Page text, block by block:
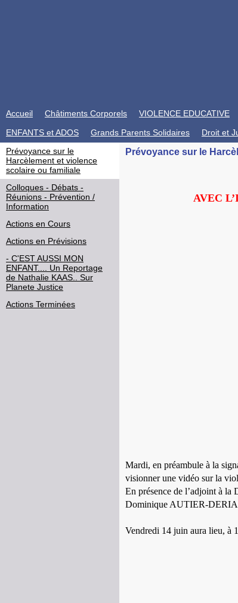
Accueil Châtiments Corporels VIOLENCE EDUCATIVE
ENFANTS et ADOS
Grands Parents Solidaires Droit et
Prévoyance sur le
Harcèlement et violence
scolaire ou familiale
Colloques - Débats -
Réunions - Prévention /
Information
Actions en Cours
Actions en Prévisions
- C'EST AUSSI MON
ENFANT.... Un Reportage
de Nathalie KAAS.. Sur
Planete Justice
Actions Terminées
Prévoyance sur le
AVEC
Mardi, en préambule à la
visionner une vidéo sur la
En présence de l’adjoint à
Dominique AUTIER-
Vendredi 14 juin aura lieu, à